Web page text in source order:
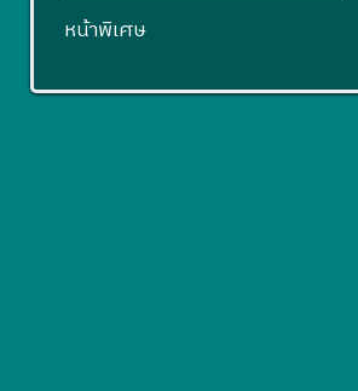
หน้าพิเศษ